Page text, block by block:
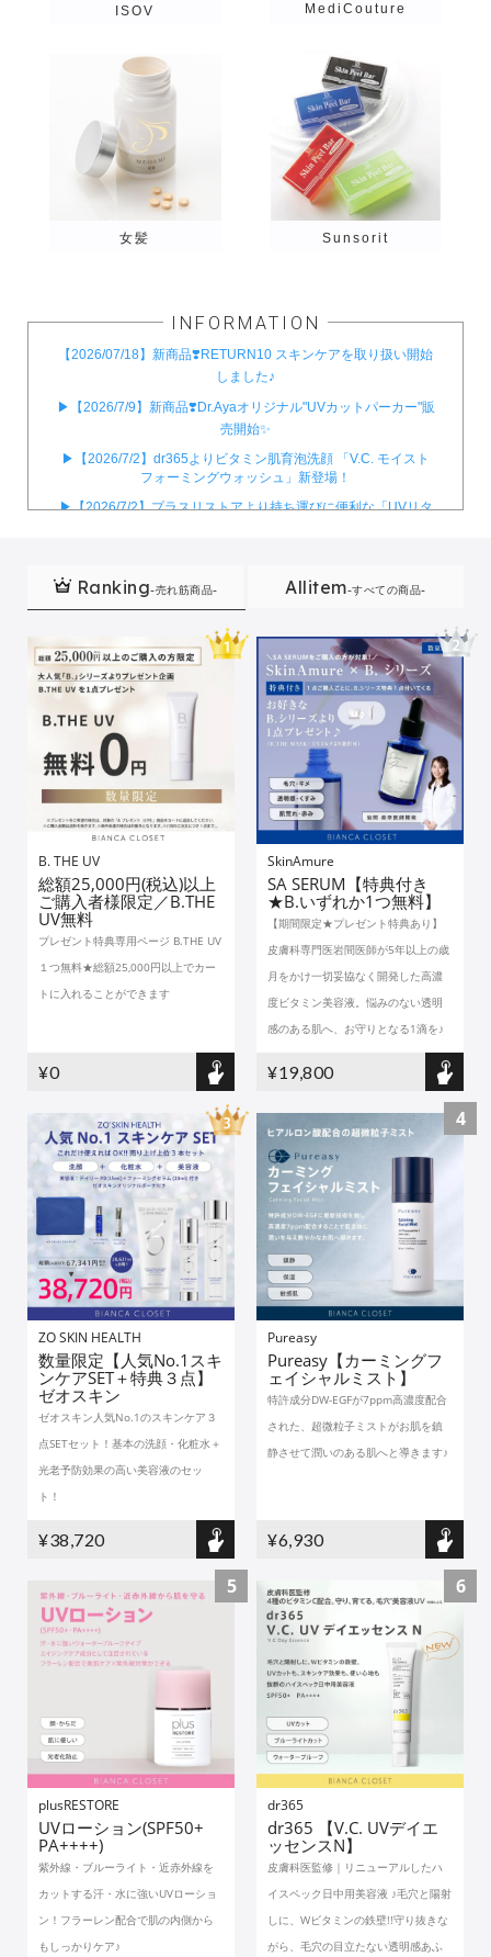
ISOV MediCouture
女髪 Sunsorit
INFORMATION
【2026/07/18】新商品❣️RETURN10 スキンケアを取り扱い開始
しました♪
▶︎【2026/7/9】新商品❣️Dr.Ayaオリジナル"UVカットパーカー"販
売開始✨
▶︎【2026/7/2】dr365よりビタミン肌育泡洗顔 「V.C. モイスト
フォーミングウォッシュ」新登場！
▶︎【2026/7/2】プラスリストアより持ち運びに便利な「UVリタ
▶︎2026/5/30【ゼオスキンス基本セット＋お得な特典付き】数量
限定で販売開始！
▶︎【新発売】CHRISTINAよりフェイスライン・顎下・首元の
「Yエリア」に着目したキットが新登場！
【2026/5/13】ZOSKIN一部商品デイリーPDミニボトル7,260円
▶︎総額25,000円(税込)以上ご購入者様限定／B.THE UV プレゼン
Ranking-売れ筋商品- Allitem-すべての商品-
B. THE UV
総額25,000円(税込)以上
ご購入者様限定／B.THE
UV無料
プレゼント特典専用ページ B.THE UV
１つ無料★総額25,000円以上でカー
トに入れることができます
¥0
SkinAmure
SA SERUM【特典付き
★B.いずれか1つ無料】
【期間限定★プレゼント特典あり】
皮膚科専門医岩間医師が5年以上の歳
月をかけ一切妥協なく開発した高濃
度ビタミン美容液。悩みのない透明
感のある肌へ、お守りとなる1滴を♪
¥19,800
ZO SKIN HEALTH
数量限定【人気No.1スキ
ンケアSET＋特典３点】
ゼオスキン
ゼオスキン人気No.1のスキンケア３
点SETセット！基本の洗顔・化粧水＋
光老予防効果の高い美容液のセッ
ト！
¥38,720
4
Pureasy
Pureasy【カーミングフ
ェイシャルミスト】
特許成分DW-EGFが7ppm高濃度配合
された、超微粒子ミストがお肌を鎮
静させて潤いのある肌へと導きます♪
¥6,930
5
plusRESTORE
UVローション(SPF50+
PA++++)
紫外線・ブルーライト・近赤外線を
カットする汗・水に強いUVローショ
ン！フラーレン配合で肌の内側から
もしっかりケア♪
6
dr365
dr365 【V.C. UVデイエ
ッセンスN】
皮膚科医監修｜リニューアルしたハ
イスペック日中用美容液 ♪毛穴と陽射
しに、Wビタミンの鉄壁!!守り抜きな
がら、毛穴の目立たない透明感あふ